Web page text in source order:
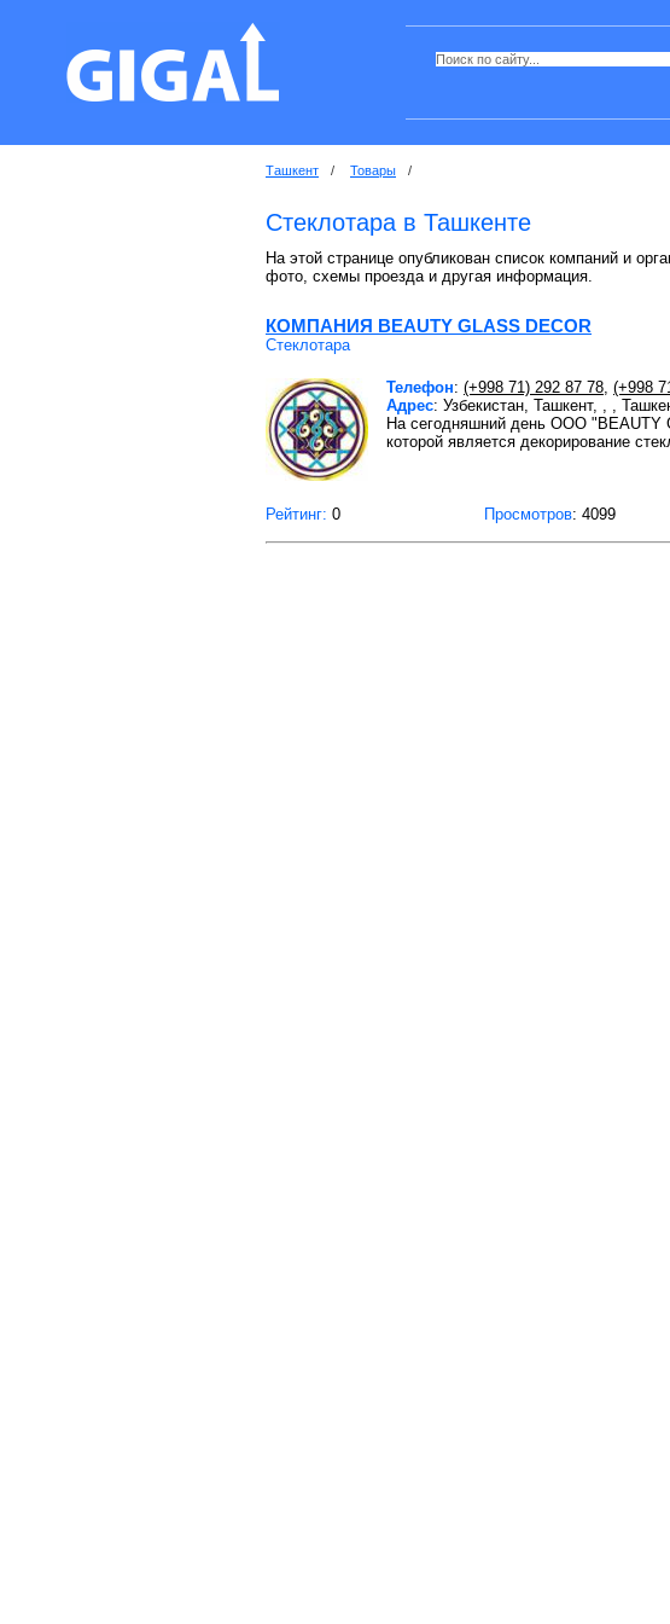
Ташкент / Товары /
Стеклотара в Ташкенте
На этой странице опубликован список компаний и
фото, схемы проезда и другая информация.
КОМПАНИЯ BEAUTY GLASS DECOR
Стеклотара
Телефон: (+998 71) 292 87 78, (+998
Адрес: Узбекистан, Ташкент, , ,
На сегодняшний день OOO
которой является декорирование
Рейтинг: 0 Просмотров: 4099